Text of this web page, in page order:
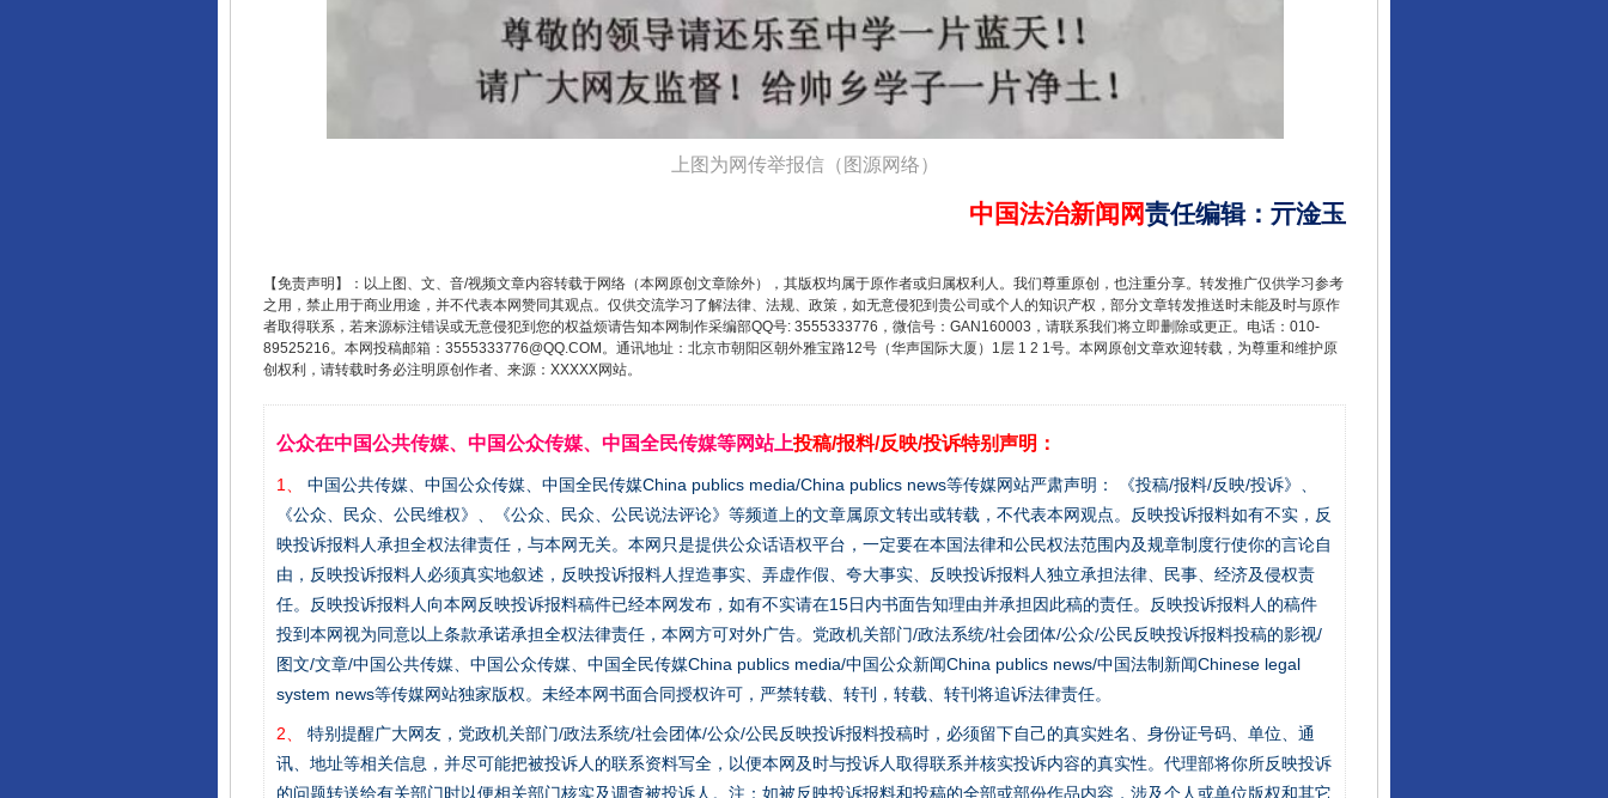
上图为网传举报信（ 图源网络）
中国法治新闻网责任编辑： 亓淦玉
【免责声明】：以上图、文、音/视频文章内容转载于网络（本网原创文章除外），其版权均属于原作者或归属权利人。我们尊重原创，也注重分享。转发推广仅供学习参考
之用，禁止用于商业用途，并不代表本网赞同其观点。仅供交流学习了解法律、法规、政策，如无意侵犯到贵公司或个人的知识产权，部分文章转发推送时未能及时与原作
者取得联系，若来源标注错误或无意侵犯到您的权益烦请告知本网制作采编部QQ号: 3555333776，微信号：GAN160003，请联系我们将立即删除或更正。电话：010-
89525216。本网投稿邮箱：3555333776@QQ.COM。通讯地址：北京市朝阳区朝外雅宝路12号（华声国际大厦）1层 1 2 1号。本网原创文章欢迎转载，为尊重和维护原
创权利，请转载时务必注明原创作者、来源：XXXXX网站。
公众在中国公共传媒、中国公众传媒、中国全民传媒等网站上投稿/报料/反映/投诉特别声明：
1、
中国公共传媒、中国公众传媒、中国全民传媒China publics media/China publics news等传媒网站严肃声明： 《投稿/报料/反映/投诉》、
《公众、民众、公民维权》、《公众、民众、公民说法评论》等频道上的文章属原文转出或转载，不代表本网观点。反映投诉报料如有不实，反
映投诉报料人承担全权法律责任，与本网无关。本网只是提供公众话语权平台，一定要在本国法律和公民权法范围内及规章制度行使你的言论自
由，反映投诉报料人必须真实地叙述，反映投诉报料人捏造事实、弄虚作假、夸大事实、反映投诉报料人独立承担法律、民事、经济及侵权责
任。反映投诉报料人向本网反映投诉报料稿件已经本网发布，如有不实请在15日内书面告知理由并承担因此稿的责任。反映投诉报料人的稿件
投到本网视为同意以上条款承诺承担全权法律责任，本网方可对外广告。党政机关部门/政法系统/社会团体/公众/公民反映投诉报料投稿的影视/
图文/文章/中国公共传媒、中国公众传媒、中国全民传媒China publics media/中国公众新闻China publics news/中国法制新闻Chinese legal
system news等传媒网站独家版权。未经本网书面合同授权许可，严禁转载、转刊，转载、转刊将追诉法律责任。
2、
特别提醒广大网友，党政机关部门/政法系统/社会团体/公众/公民反映投诉报料投稿时，必须留下自己的真实姓名、身份证号码、单位、通
讯、地址等相关信息，并尽可能把被投诉人的联系资料写全，以便本网及时与投诉人取得联系并核实投诉内容的真实性。代理部将你所反映投诉
的问题转送给有关部门时以便相关部门核实及调查被投诉人。注：如被反映投诉报料和投稿的全部或部份作品内容，涉及个人或单位版权和其它